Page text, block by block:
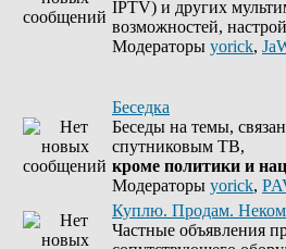
IPTV) и других
возможностей,
Модераторы yorick,
Беседка
Беседы на темы,
спутниковым ТВ,
кроме политики и
Модераторы yorick,
Куплю. Продам.
Частные объявления